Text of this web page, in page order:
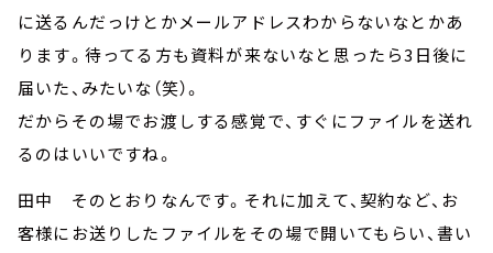
に送るんだっけとかメールアドレスわからないなとかあ
ります。待ってる方も資料が来ないなと思ったら3日後に
届いた、みたいな（笑）。
だからその場でお渡しする感覚で、すぐにファイルを送れ
るのはいいですね。
田中 そのとおりなんです。それに加えて、契約など、お
客様にお送りしたファイルをその場で開いてもらい、書い